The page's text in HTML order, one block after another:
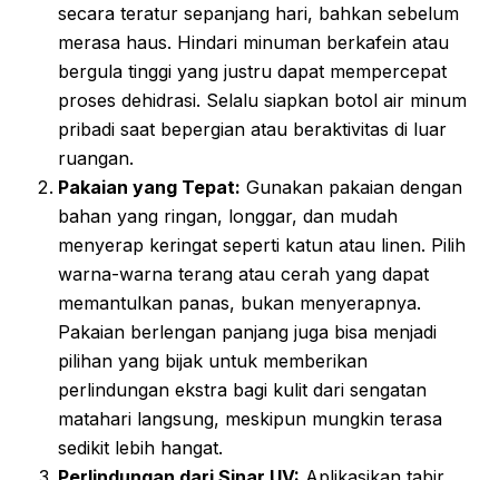
secara teratur sepanjang hari, bahkan sebelum
merasa haus. Hindari minuman berkafein atau
bergula tinggi yang justru dapat mempercepat
proses dehidrasi. Selalu siapkan botol air minum
pribadi saat bepergian atau beraktivitas di luar
ruangan.
Pakaian yang Tepat: Gunakan pakaian dengan
bahan yang ringan, longgar, dan mudah
menyerap keringat seperti katun atau linen. Pilih
warna-warna terang atau cerah yang dapat
memantulkan panas, bukan menyerapnya.
Pakaian berlengan panjang juga bisa menjadi
pilihan yang bijak untuk memberikan
perlindungan ekstra bagi kulit dari sengatan
matahari langsung, meskipun mungkin terasa
sedikit lebih hangat.